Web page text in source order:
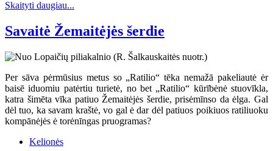
Skaityti daugiau...
Savaitė Žemaitėjės šerdie
Per sāva pėrmūsius metus so „Ratilio“ tēka nemažā pakeliautė ėr
baisē iduomiu patėrtiu turietė, no bet „Ratilio“ kūrībėnė stuovīkla,
katra šimēta vīka patiuo Žemaitėjės šerdie, prisėmīnso da ėlga. Gal
dėl tuo, ka savam kraštė, vo gal ė dar dėl patiuos poikiuos ratiliuoku
kompānėjės ė torėnīngas pruogramas?
Kelionės